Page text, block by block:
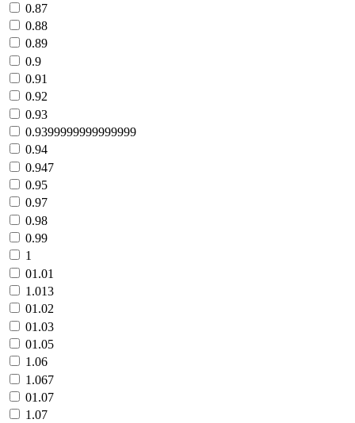
0.87
0.88
0.89
0.9
0.91
0.92
0.93
0.9399999999999999
0.94
0.947
0.95
0.97
0.98
0.99
1
01.01
1.013
01.02
01.03
01.05
1.06
1.067
01.07
1.07